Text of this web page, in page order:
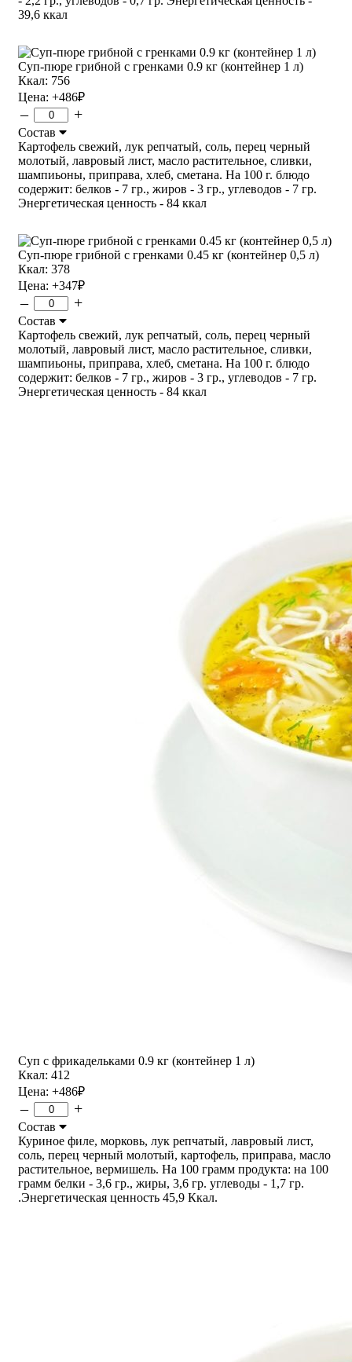
39,6 ккал
Суп-пюре грибной с гренками 0.9 кг (контейнер 1 л)
Ккал: 756
Цена: +486₽
– +
Состав
Картофель свежий, лук репчатый, соль, перец черный
молотый, лавровый лист, масло растительное, сливки,
шампиьоны, приправа, хлеб, сметана. На 100 г. блюдо
содержит: белков - 7 гр., жиров - 3 гр., углеводов - 7 гр.
Энергетическая ценность - 84 ккал
Суп-пюре грибной с гренками 0.45 кг (контейнер 0,5 л)
Ккал: 378
Цена: +347₽
– +
Состав
Картофель свежий, лук репчатый, соль, перец черный
молотый, лавровый лист, масло растительное, сливки,
шампиьоны, приправа, хлеб, сметана. На 100 г. блюдо
содержит: белков - 7 гр., жиров - 3 гр., углеводов - 7 гр.
Энергетическая ценность - 84 ккал
Суп с фрикадельками 0.9 кг (контейнер 1 л)
Ккал: 412
Цена: +486₽
– +
Состав
Куриное филе, морковь, лук репчатый, лавровый лист,
соль, перец черный молотый, картофель, приправа, масло
растительное, вермишель. На 100 грамм продукта: на 100
грамм белки - 3,6 гр., жиры, 3,6 гр. углеводы - 1,7 гр.
.Энергетическая ценность 45,9 Ккал.